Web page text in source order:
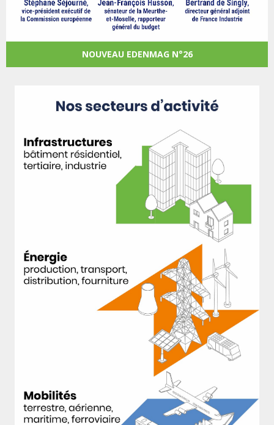
NOUVEAU EDENMAG N°26